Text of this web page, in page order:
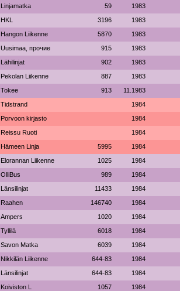
Linjamatka 59 1983
HKL 3196 1983
Hangon Liikenne 5870 1983
Uusimaa, прочие 915 1983
Lähilinjat 902 1983
Pekolan Liikenne 887 1983
Tokee 913 11.1983
Tidstrand 1984
Porvoon kirjasto 1984
Reissu Ruoti 1984
Hämeen Linja 5995 1984
Elorannan Liikenne 1025 1984
OlliBus 989 1984
Länsilinjat 11433 1984
Raahen 146740 1984
Ampers 1020 1984
Tyllilä 6018 1984
Savon Matka 6039 1984
Nikkilän Liikenne 644-83 1984
Länsilinjat 644-83 1984
Koiviston L 1057 1984